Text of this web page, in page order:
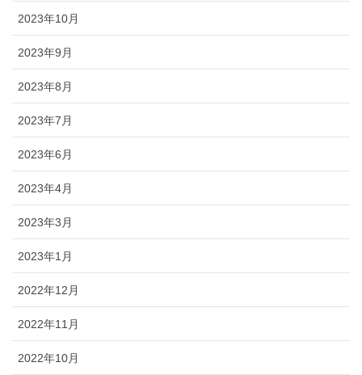
2023年10月
2023年9月
2023年8月
2023年7月
2023年6月
2023年4月
2023年3月
2023年1月
2022年12月
2022年11月
2022年10月